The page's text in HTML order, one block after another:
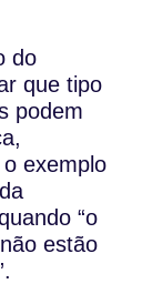
do
que tipo
podem
exemplo
“o
estão